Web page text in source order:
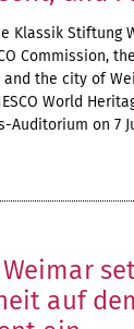
Klassik Stiftung
Commission,
the city of
World
on 7
auf